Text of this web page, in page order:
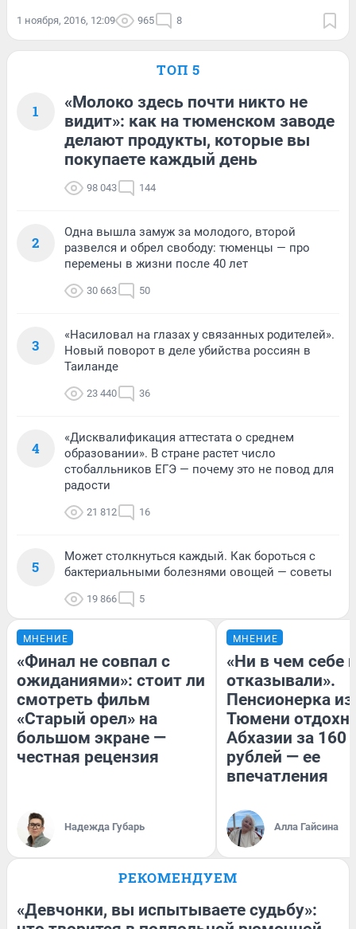
1 ноября, 2016, 12:09 965 8
ТОП 5
1
«Молоко здесь почти никто не
видит»: как на тюменском заводе
делают продукты, которые вы
покупаете каждый день
98 043 144
2
Одна вышла замуж за молодого, второй
развелся и обрел свободу: тюменцы — про
перемены в жизни после 40 лет
30 663 50
3
«Насиловал на глазах у связанных родителей».
Новый поворот в деле убийства россиян в
Таиланде
23 440 36
4
«Дисквалификация аттестата о среднем
образовании». В стране растет число
стобалльников ЕГЭ — почему это не повод для
радости
21 812 16
5
Может столкнуться каждый. Как бороться с
бактериальными болезнями овощей — советы
19 866 5
МНЕНИЕ
«Финал не совпал с
ожиданиями»: стоит ли
смотреть фильм
«Старый орел» на
большом экране —
честная рецензия
Надежда Губарь
МНЕНИЕ
«Ни в чем себе
отказывали».
Пенсионерка из
Тюмени
Абхазии за 160
рублей — ее
впечатления
Алла Гайсина
РЕКОМЕНДУЕМ
«Девчонки, вы испытываете судьбу»: